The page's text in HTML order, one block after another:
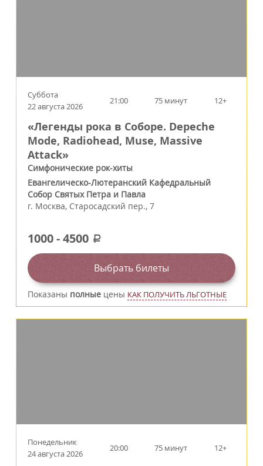
Суббота
22 августа 2026
21:00 75 минут 12+
«Легенды рока в Соборе. Depeche
Mode, Radiohead, Muse, Massive
Attack»
Симфонические рок-хиты
Евангелическо-Лютеранский Кафедральный
Собор Святых Петра и Павла
г. Москва, Старосадский пер., 7
1000-4500 a
Выбрать билеты
Показаны полные цены КАК ПОЛУЧИТЬ ЛЬГОТНЫЕ
Понедельник
24 августа 2026
20:00 75 минут 12+